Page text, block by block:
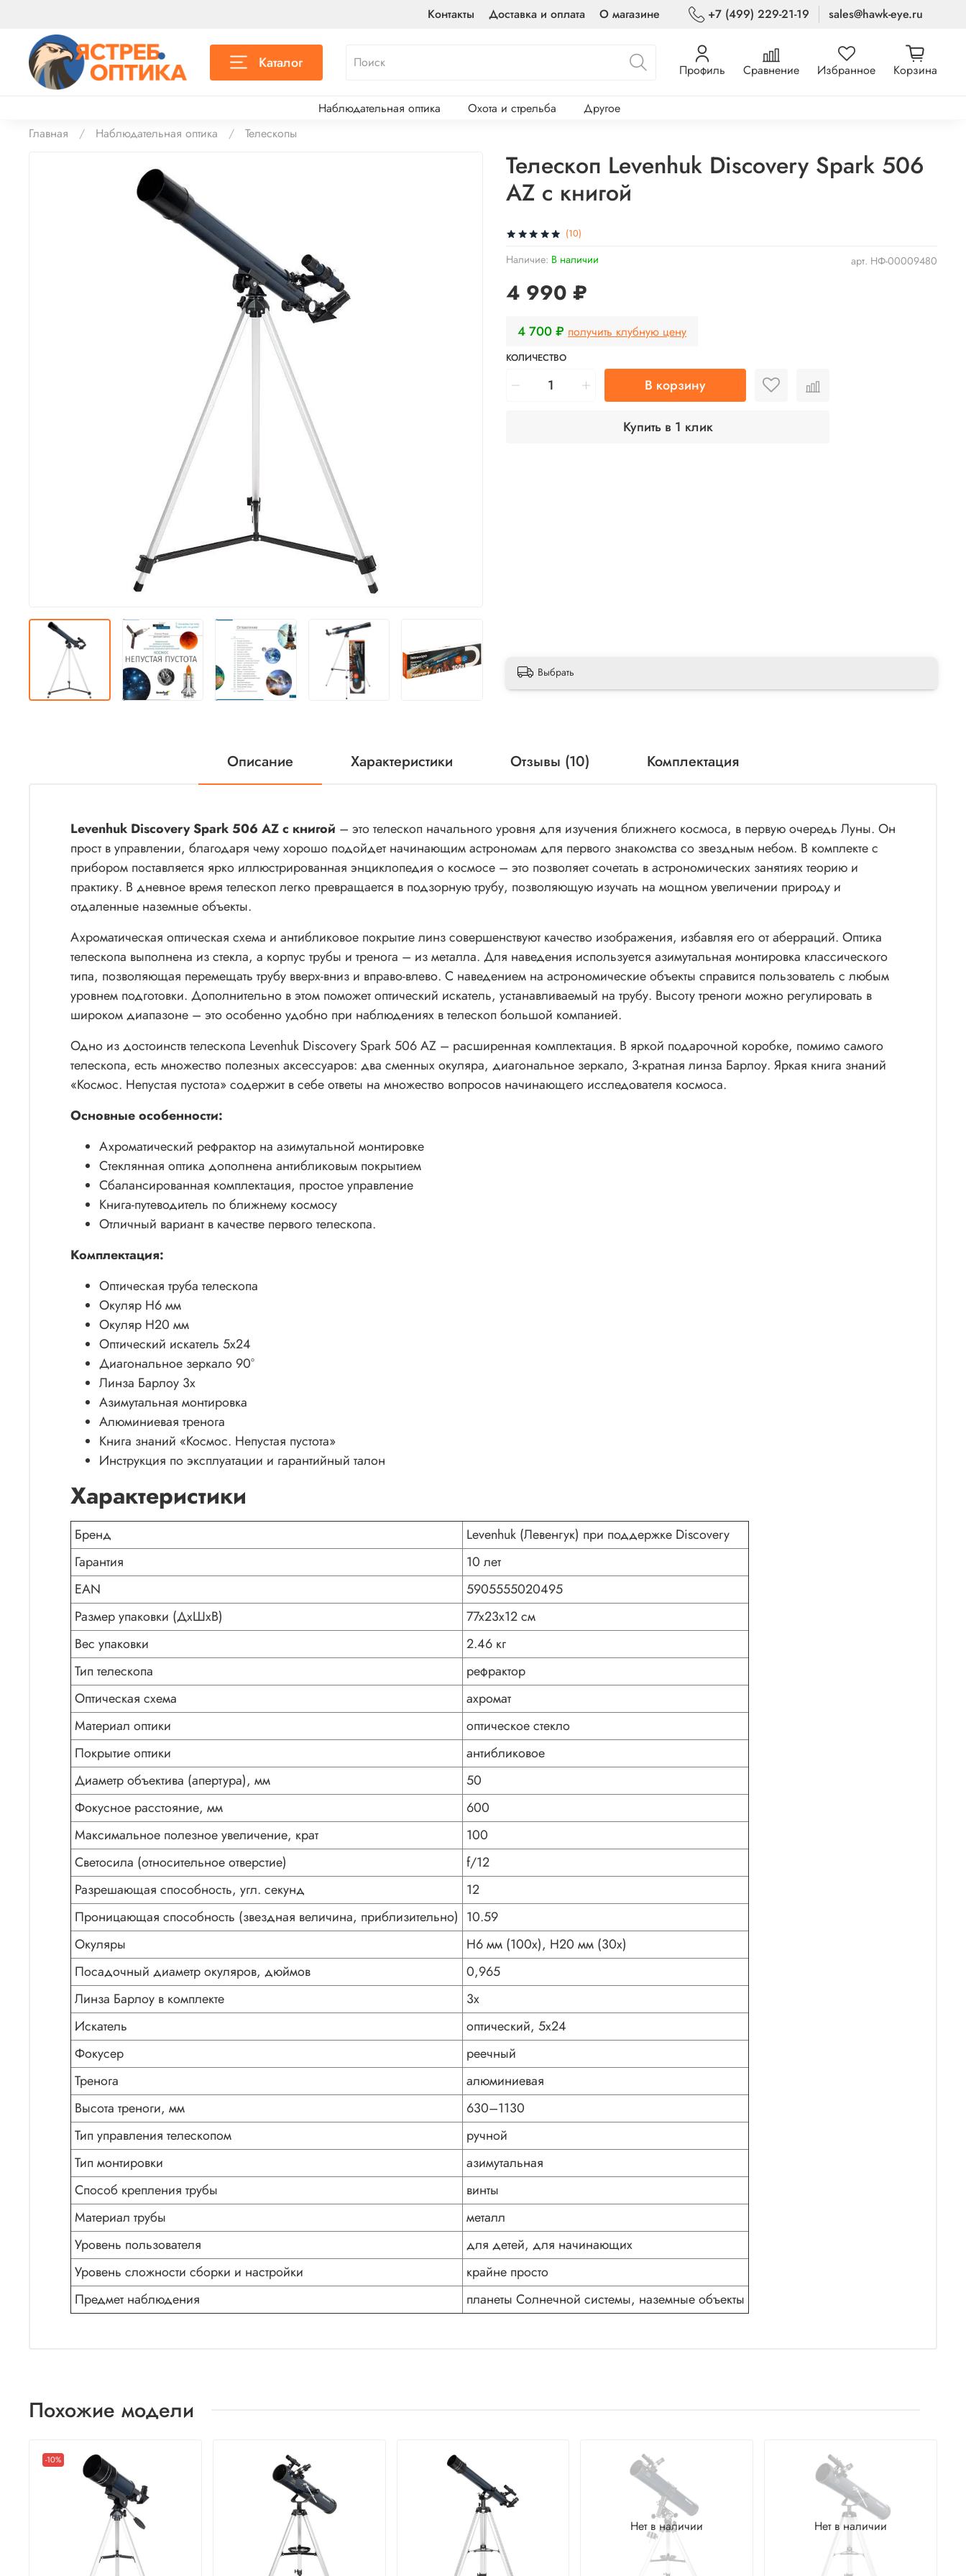
Контакты Доставка и оплата О магазине +7 (499) 229-21-19 sales@hawk-eye.ru
Каталог Профиль Сравнение Избранное Корзина
Наблюдательная оптика Охота и стрельба
Другое
Главная
Наблюдательная оптика Телескопы
(10)
арт. НФ-00009480
Наличие: В наличии
Телескоп Levenhuk Discovery Spark 506
AZ с книгой
4 990 ₽
4 700 ₽ получить клубную цену
КОЛИЧЕСТВО
В корзину
Купить в 1 клик
Выбрать
Описание Характеристики Отзывы (10) Комплектация
Levenhuk Discovery Spark 506 AZ с книгой – это телескоп начального уровня для изучения ближнего космоса, в первую очередь Луны. Он
прост в управлении, благодаря чему хорошо подойдет начинающим астрономам для первого знакомства со звездным небом. В комплекте с
прибором поставляется ярко иллюстрированная энциклопедия о космосе – это позволяет сочетать в астрономических занятиях теорию и
практику. В дневное время телескоп легко превращается в подзорную трубу, позволяющую изучать на мощном увеличении природу и
отдаленные наземные объекты.
Ахроматическая оптическая схема и антибликовое покрытие линз совершенствуют качество изображения, избавляя его от аберраций. Оптика
телескопа выполнена из стекла, а корпус трубы и тренога – из металла. Для наведения используется азимутальная монтировка классического
типа, позволяющая перемещать трубу вверх-вниз и вправо-влево. С наведением на астрономические объекты справится пользователь с любым
уровнем подготовки. Дополнительно в этом поможет оптический искатель, устанавливаемый на трубу. Высоту треноги можно регулировать в
широком диапазоне – это особенно удобно при наблюдениях в телескоп большой компанией.
Одно из достоинств телескопа Levenhuk Discovery Spark 506 AZ – расширенная комплектация. В яркой подарочной коробке, помимо самого
телескопа, есть множество полезных аксессуаров: два сменных окуляра, диагональное зеркало, 3-кратная линза Барлоу. Яркая книга знаний
«Космос. Непустая пустота» содержит в себе ответы на множество вопросов начинающего исследователя космоса.
Основные особенности:
Ахроматический рефрактор на азимутальной монтировке
Стеклянная оптика дополнена антибликовым покрытием
Сбалансированная комплектация, простое управление
Книга-путеводитель по ближнему космосу
Отличный вариант в качестве первого телескопа.
Комплектация:
Оптическая труба телескопа
Окуляр H6 мм
Окуляр H20 мм
Оптический искатель 5х24
Диагональное зеркало 90°
Линза Барлоу 3х
Азимутальная монтировка
Алюминиевая тренога
Книга знаний «Космос. Непустая пустота»
Инструкция по эксплуатации и гарантийный талон
Характеристики
Бренд
Levenhuk (Левенгук) при поддержке Discovery
Гарантия
10 лет
EAN
5905555020495
Размер упаковки (ДxШxВ)
77x23x12 см
Вес упаковки
2.46 кг
Тип телескопа
рефрактор
Оптическая схема
ахромат
Материал оптики
оптическое стекло
Покрытие оптики
антибликовое
Диаметр объектива (апертура), мм
50
Фокусное расстояние, мм
600
Максимальное полезное увеличение, крат
100
Светосила (относительное отверстие)
f/12
Разрешающая способность, угл. секунд
12
Проницающая способность (звездная величина, приблизительно) 10.59
Окуляры
H6 мм (100х), H20 мм (30х)
Посадочный диаметр окуляров, дюймов
0,965
Линза Барлоу в комплекте
3x
Искатель
оптический, 5x24
Фокусер
реечный
Тренога
алюминиевая
Высота треноги, мм
630–1130
Тип управления телескопом
ручной
Тип монтировки
азимутальная
Способ крепления трубы
винты
Материал трубы
металл
Уровень пользователя
для детей, для начинающих
Уровень сложности сборки и настройки
крайне просто
Предмет наблюдения
планеты Солнечной системы, наземные объекты
Похожие модели
-10%
Нет в наличии Нет в наличии